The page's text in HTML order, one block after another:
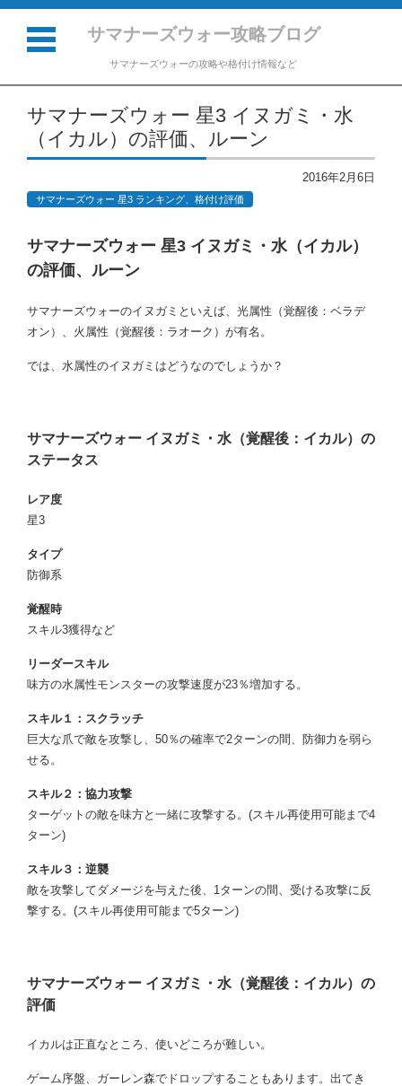
サマナーズウォー攻略ブログ
サマナーズウォーの攻略や格付け情報など
コンテンツに移動
サマナーズウォー 星3 イヌガミ・水
（イカル）の評価、ルーン
2016年2月6日
サマナーズウォー 星3 ランキング、格付け評価
サマナーズウォー 星3 イヌガミ・水（イカル）
の評価、ルーン
サマナーズウォーのイヌガミといえば、光属性（覚醒後：ベラデ
オン）、火属性（覚醒後：ラオーク）が有名。
では、水属性のイヌガミはどうなのでしょうか？
サマナーズウォー イヌガミ・水（覚醒後：イカル）の
ステータス
レア度
星3
タイプ
防御系
覚醒時
スキル3獲得など
リーダースキル
味方の水属性モンスターの攻撃速度が23％増加する。
スキル１：スクラッチ
巨大な爪で敵を攻撃し、50％の確率で2ターンの間、防御力を弱ら
せる。
スキル２：協力攻撃
ターゲットの敵を味方と一緒に攻撃する。(スキル再使用可能まで4
ターン)
スキル３：逆襲
敵を攻撃してダメージを与えた後、1ターンの間、受ける攻撃に反
撃する。(スキル再使用可能まで5ターン)
サマナーズウォー イヌガミ・水（覚醒後：イカル）の
評価
イカルは正直なところ、使いどころが難しい。
ゲーム序盤、ガーレン森でドロップすることもあります。出てき